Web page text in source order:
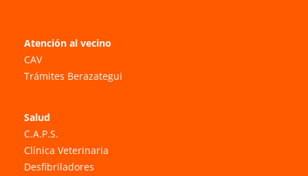
Atención al vecino
CAV
Trámites Berazategui
Salud
C.A.P.S.
Clínica Veterinaria
Desfibriladores